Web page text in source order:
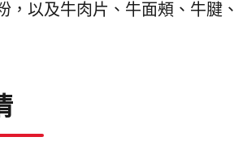
，以及牛肉片、牛面頰、牛腱、